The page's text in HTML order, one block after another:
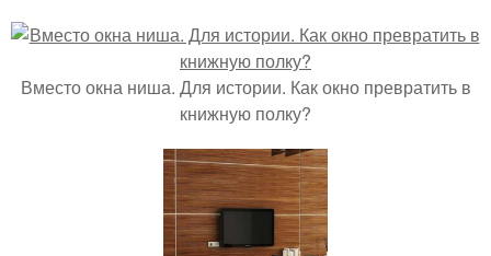
Вместо окна ниша. Для истории. Как окно превратить в
книжную полку?